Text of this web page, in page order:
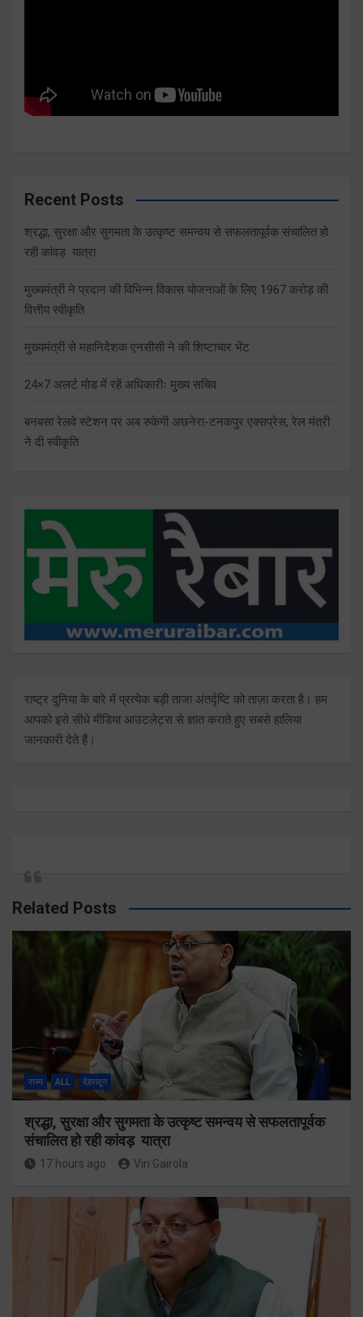
Recent Posts
श्रद्धा, सुरक्षा और सुगमता के उत्कृष्ट समन्वय से सफलतापूर्वक संचालित हो
रही कांवड़ यात्रा
मुख्यमंत्री ने प्रदान की विभिन्न विकास योजनाओं के लिए 1967 करोड़ की
वित्तीय स्वीकृति
मुख्यमंत्री से महानिदेशक एनसीसी ने की शिष्टाचार भेंट
24×7 अलर्ट मोड में रहें अधिकारीः मुख्य सचिव
बनबसा रेलवे स्टेशन पर अब रुकेगी अछनेरा-टनकपुर एक्सप्रेस, रेल मंत्री
ने दी स्वीकृति
राष्ट्र दुनिया के बारे में प्रत्येक बड़ी ताजा अंतर्दृष्टि को ताज़ा करता है। हम
आपको इसे सीधे मीडिया आउटलेट्स से ज्ञात कराते हुए सबसे हालिया
जानकारी देते हैं।
Related Posts
राज्य ALL देहरादून
श्रद्धा, सुरक्षा और सुगमता के उत्कृष्ट समन्वय से सफलतापूर्वक
संचालित हो रही कांवड़ यात्रा
17 hours ago Viri Gairola